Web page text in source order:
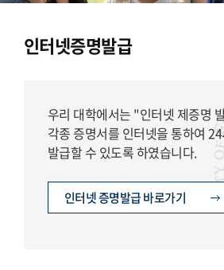
인터넷증명발급
우리 대학에서는 "인터넷 제증명
각종 증명서를 인터넷을 통하여
발급할 수 있도록 하였습니다.
인터넷 증명발급 바로가기